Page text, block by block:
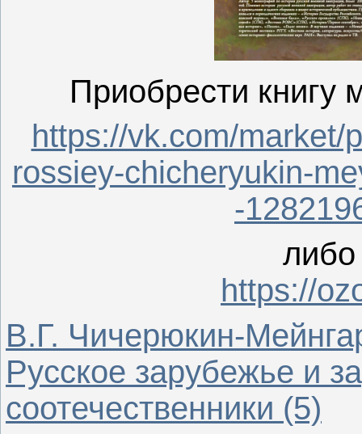
Приобрести
https://vk.com/market/
rossiey-chicheryukin-
-
https://
В.Г. Чичерюкин-
Русское зарубежье и
соотечественники (5)